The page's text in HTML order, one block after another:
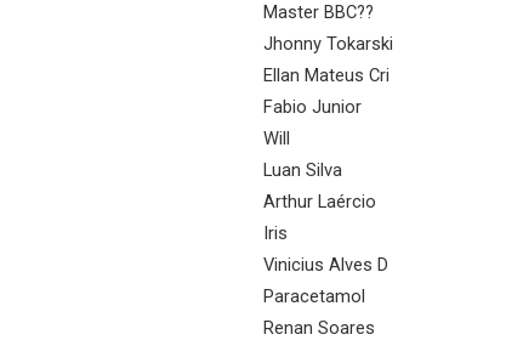
Master BBC??
Jhonny Tokarski
Ellan Mateus Cri
Fabio Junior
Will
Luan Silva
Arthur Laércio
Iris
Vinicius Alves D
Paracetamol
Renan Soares